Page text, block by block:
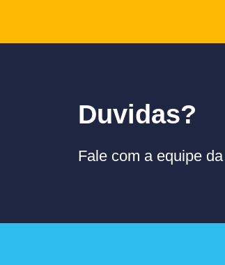
Duvidas?
Fale com a equipe